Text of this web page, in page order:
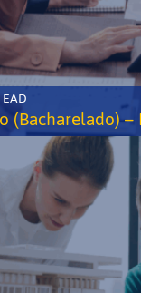
MG • • EAD
(Bacharelado) –